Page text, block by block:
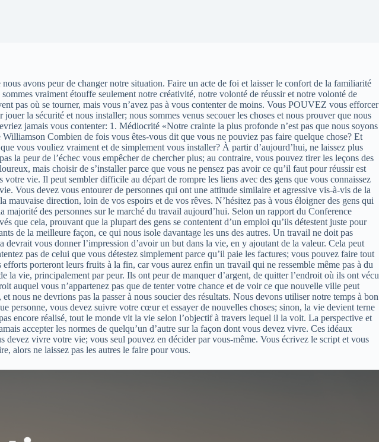
avons peur de changer notre situation. Faire un acte de foi et laisser le confort de la familiarité
vraiment étouffe seulement notre créativité, notre volonté de réussir et notre volonté de
pas où se tourner, mais vous n’avez pas à vous contenter de moins. Vous POUVEZ vous efforcer
la sécurité et nous installer; nous sommes venus secouer les choses et nous prouver que nous
jamais vous contenter: 1. Médiocrité «Notre crainte la plus profonde n’est pas que nous soyons
Combien de fois vous êtes-vous dit que vous ne pouviez pas faire quelque chose? Et
vous vouliez vraiment et de simplement vous installer? À partir d’aujourd’hui, ne laissez plus
peur de l’échec vous empêcher de chercher plus; au contraire, vous pouvez tirer les leçons des
mais choisir de s’installer parce que vous ne pensez pas avoir ce qu’il faut pour réussir est
vie. Il peut sembler difficile au départ de rompre les liens avec des gens que vous connaissez
Vous devez vous entourer de personnes qui ont une attitude similaire et agressive vis-à-vis de la
direction, loin de vos espoirs et de vos rêves. N’hésitez pas à vous éloigner des gens qui
des personnes sur le marché du travail aujourd’hui. Selon un rapport du Conference
que cela, prouvant que la plupart des gens se contentent d’un emploi qu’ils détestent juste pour
de la meilleure façon, ce qui nous isole davantage les uns des autres. Un travail ne doit pas
vous donner l’impression d’avoir un but dans la vie, en y ajoutant de la valeur. Cela peut
pas de celui que vous détestez simplement parce qu’il paie les factures; vous pouvez faire tout
porteront leurs fruits à la fin, car vous aurez enfin un travail qui ne ressemble même pas à du
vie, principalement par peur. Ils ont peur de manquer d’argent, de quitter l’endroit où ils ont vécu
auquel vous n’appartenez pas que de tenter votre chance et de voir ce que nouvelle ville peut
ne devrions pas la passer à nous soucier des résultats. Nous devons utiliser notre temps à bon
personne, vous devez suivre votre cœur et essayer de nouvelles choses; sinon, la vie devient terne
encore réalisé, tout le monde vit la vie selon l’objectif à travers lequel il la voit. La perspective et
accepter les normes de quelqu’un d’autre sur la façon dont vous devez vivre. Ces idéaux
vivre votre vie; vous seul pouvez en décider par vous-même. Vous écrivez le script et vous
alors ne laissez pas les autres le faire pour vous.